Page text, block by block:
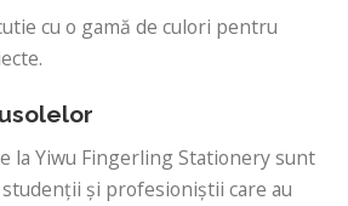
cu o gamă de culori pentru
la Yiwu Fingerling Stationery sunt
și profesioniștii care au